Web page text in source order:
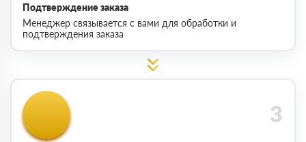
Подтверждение заказа
Менеджер связывается с вами для обработки и
подтверждения заказа